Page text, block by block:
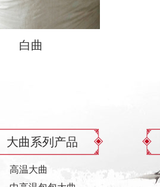
白曲
大曲系列产品
高温大曲